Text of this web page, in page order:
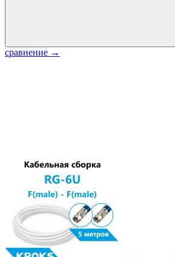
сравнение →